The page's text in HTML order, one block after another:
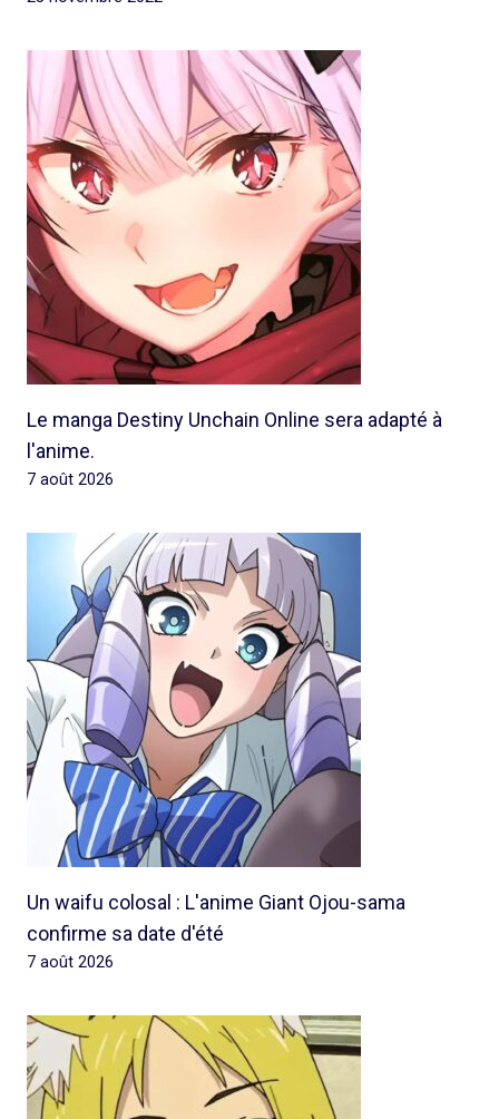
Le manga Destiny Unchain Online sera adapté à
l'anime.
7 août 2026
Un waifu colosal : L'anime Giant Ojou-sama
confirme sa date d'été
7 août 2026